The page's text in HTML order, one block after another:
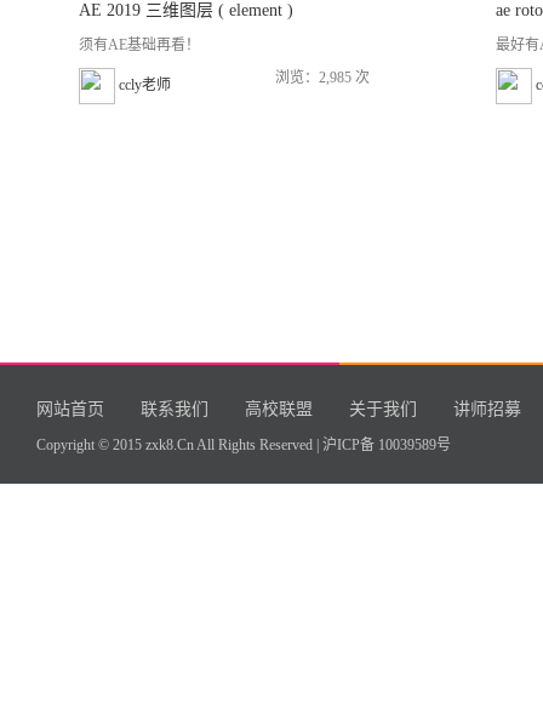
AE 2019 三维图层 ( element )
须有AE基础再看！
ccly老师 浏览：2,985 次
ae
最好有
网站首页 联系我们 高校联盟 关于我们 讲师招募
Copyright © 2015 zxk8.Cn All Rights Reserved | 沪ICP备 10039589号